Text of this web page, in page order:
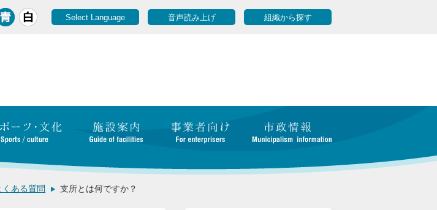
Select Language 音声読み上げ 組織から探す
くある質問 支所とは何ですか？